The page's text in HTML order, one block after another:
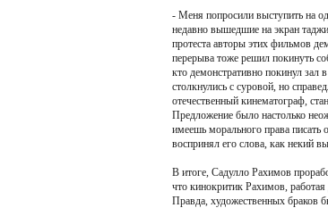
- Меня попросили выступить на
недавно вышедшие на экран
протеста авторы этих фильмов
перерыва тоже решил покинуть
кто демонстративно покинул зал
столкнулись с суровой, но
отечественный кинематограф,
Предложение было настолько
имеешь морального права
воспринял его слова, как некий
В итоге, Садулло Рахимов
что кинокритик Рахимов,
Правда, художественных браков